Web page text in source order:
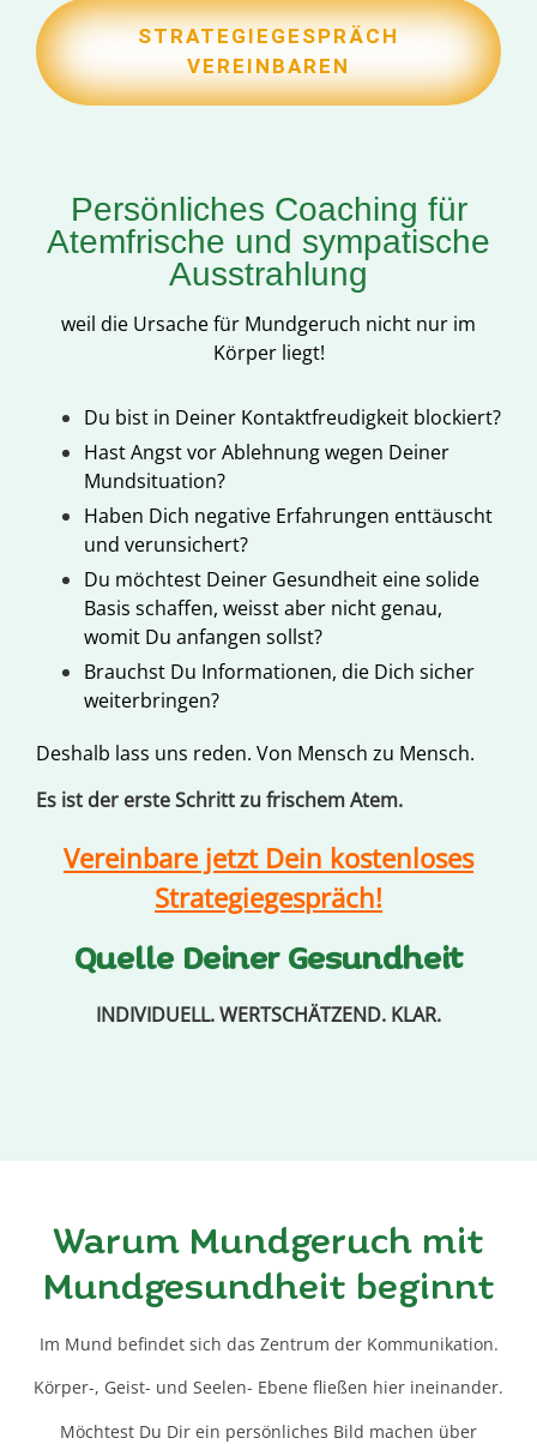
STRATEGIEGESPRÄCH
VEREINBAREN
Persönliches Coaching für
Atemfrische und sympatische
Ausstrahlung
weil die Ursache für Mundgeruch nicht nur im
Körper liegt!
Du bist in Deiner Kontaktfreudigkeit blockiert?
Hast Angst vor Ablehnung wegen Deiner
Mundsituation?
Haben Dich negative Erfahrungen enttäuscht
und verunsichert?
Du möchtest Deiner Gesundheit eine solide
Basis schaffen, weisst aber nicht genau,
womit Du anfangen sollst?
Brauchst Du Informationen, die Dich sicher
weiterbringen?
Deshalb lass uns reden. Von Mensch zu Mensch.
Es ist der erste Schritt zu frischem Atem.
Vereinbare jetzt Dein kostenloses
Strategiegespräch!
Quelle Deiner Gesundheit
INDIVIDUELL. WERTSCHÄTZEND. KLAR.
Warum Mundgeruch mit
Mundgesundheit beginnt
Im Mund befindet sich das Zentrum der Kommunikation.
Körper-, Geist- und Seelen- Ebene fließen hier ineinander.
Möchtest Du Dir ein persönliches Bild machen über